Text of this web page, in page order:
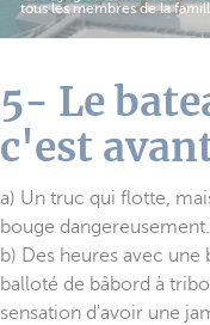
tous les membres de la
5- Le
c'est
a) Un truc qui flotte,
bouge dangereusement…
b) Des heures avec une
balloté de bâbord à
sensation d'avoir une